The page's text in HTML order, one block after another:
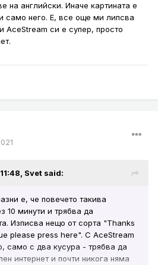
на английски. Иначе картината е
само него. Е, все още ми липсва
AceStream си е супер, просто
Svet said:
е, че повечето такива
10 минути и трябва да
Изписва нещо от сорта "Thanks
please press here". С AceStream
само с два кусура - трябва да
интернет и почти никога няма